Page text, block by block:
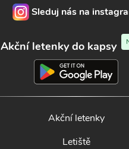
Sleduj nás na
Akční letenky do kapsy
Akční letenky
Letiště